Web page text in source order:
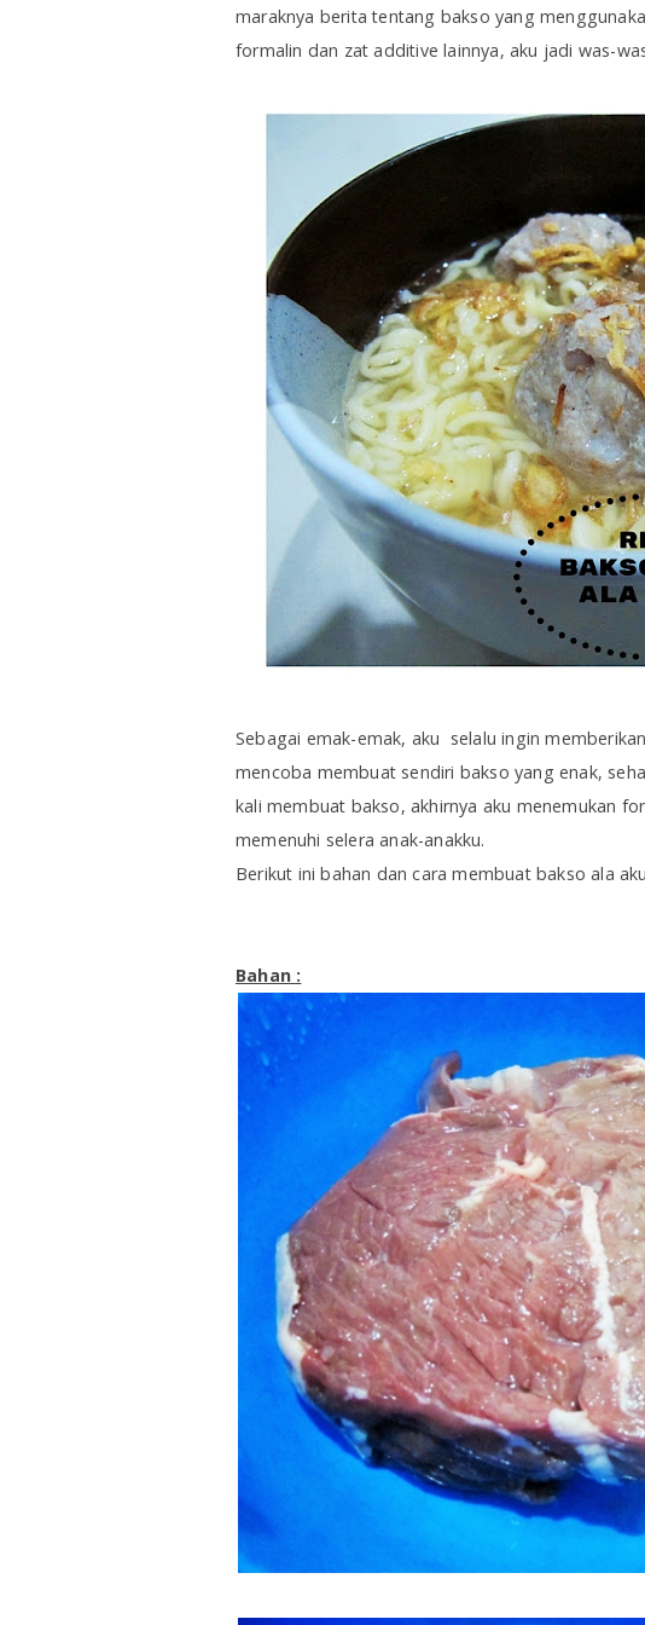
maraknya berita tentang bakso yang
formalin dan zat additive lainnya, aku jadi was-
Sebagai emak-emak, aku selalu ingin
mencoba membuat sendiri bakso yang enak,
kali membuat bakso, akhirnya aku menemukan
memenuhi selera anak-anakku.
Berikut ini bahan dan cara membuat bakso ala
Bahan :